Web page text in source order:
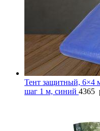
Тент защитный, 6×4
шаг 1 м, синий 4365